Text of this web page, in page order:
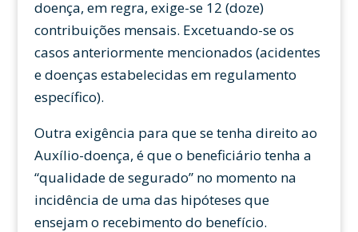
doença, em regra, exige-se 12 (doze)
contribuições mensais. Excetuando-se os
casos anteriormente mencionados (acidentes
e doenças estabelecidas em regulamento
específico).
Outra exigência para que se tenha direito ao
Auxílio-doença, é que o beneficiário tenha a
“qualidade de segurado” no momento na
incidência de uma das hipóteses que
ensejam o recebimento do benefício.